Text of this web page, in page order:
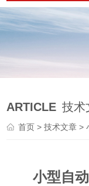
ARTICLE 技术
首页 >技术文章 >
小型自